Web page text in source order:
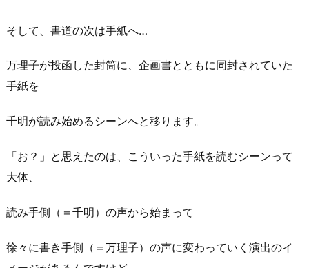
そして、書道の次は手紙へ…
万理子が投函した封筒に、企画書とともに同封されていた
手紙を
千明が読み始めるシーンへと移ります。
「お？」と思えたのは、こういった手紙を読むシーンって
大体、
読み手側（＝千明）の声から始まって
徐々に書き手側（＝万理子）の声に変わっていく演出のイ